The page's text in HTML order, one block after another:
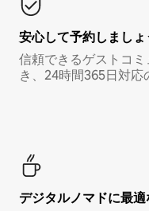
安心して予約しましょ
信頼できるゲストコ
き、24時間365日対応
デジタルノマド⁠に最⁠